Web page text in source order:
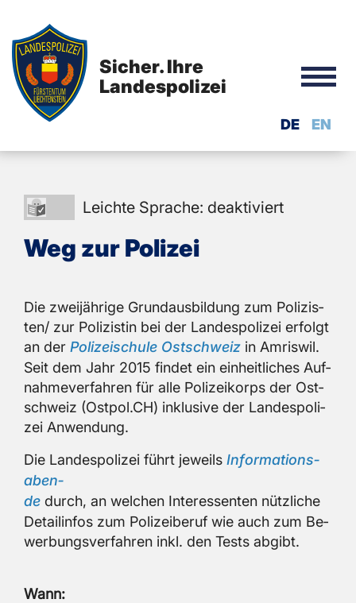
Sicher. Ihre
Landespolizei
DE EN
Leichte
Sprache:
deaktiviert
Leichte Sprache: deaktiviert
Weg zur Po­li­zei
Die zwei­jäh­ri­ge Grund­aus­bil­dung zum Po­li­zis­
ten/ zur Po­li­zis­tin bei der Lan­des­po­li­zei er­folgt
an der Po­li­zei­schu­le Ost­schweiz in Am­ris­wil.
Seit dem Jahr 2015 fin­det ein ein­heit­li­ches Auf­
nah­me­ver­fah­ren für alle Po­li­zei­korps der Ost­
schweiz (Ost­pol.CH) in­klu­si­ve der Lan­des­po­li­
zei An­wen­dung.
Die Lan­des­po­li­zei führt je­weils In­for­ma­ti­ons­
aben­
de durch, an wel­chen In­ter­es­sen­ten nütz­li­che
De­tail­in­fos zum Po­li­zei­be­ruf wie auch zum Be­
wer­bungs­ver­fah­ren inkl. den Tests ab­gibt.
Wann: